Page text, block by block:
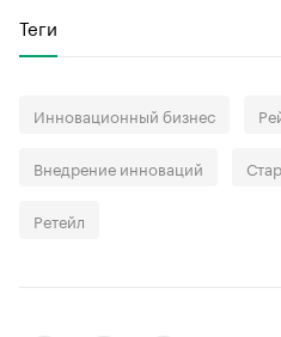
Теги
Инновационный бизнес
Внедрение инноваций
Ретейл